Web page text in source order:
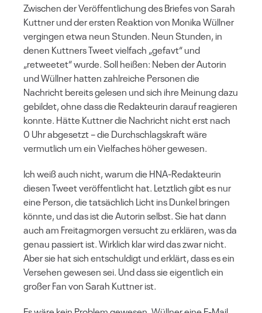
Zwischen der Veröffentlichung des Briefes von Sarah
Kuttner und der ersten Reaktion von Monika Wüllner
vergingen etwa neun Stunden. Neun Stunden, in
denen Kuttners Tweet vielfach „gefavt“ und
„retweetet“ wurde. Soll heißen: Neben der Autorin
und Wüllner hatten zahlreiche Personen die
Nachricht bereits gelesen und sich ihre Meinung dazu
gebildet, ohne dass die Redakteurin darauf reagieren
konnte. Hätte Kuttner die Nachricht nicht erst nach
0 Uhr abgesetzt – die Durchschlagskraft wäre
vermutlich um ein Vielfaches höher gewesen.
Ich weiß auch nicht, warum die HNA-Redakteurin
diesen Tweet veröffentlicht hat. Letztlich gibt es nur
eine Person, die tatsächlich Licht ins Dunkel bringen
könnte, und das ist die Autorin selbst. Sie hat dann
auch am Freitagmorgen versucht zu erklären, was da
genau passiert ist. Wirklich klar wird das zwar nicht.
Aber sie hat sich entschuldigt und erklärt, dass es ein
Versehen gewesen sei. Und dass sie eigentlich ein
großer Fan von Sarah Kuttner ist.